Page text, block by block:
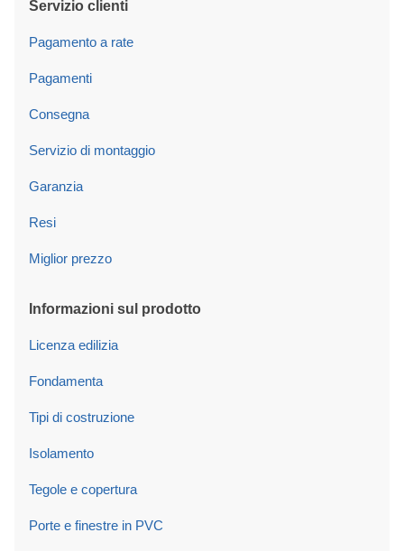
Servizio clienti
Pagamento a rate
Pagamenti
Consegna
Servizio di montaggio
Garanzia
Resi
Miglior prezzo
Informazioni sul prodotto
Licenza edilizia
Fondamenta
Tipi di costruzione
Isolamento
Tegole e copertura
Porte e finestre in PVC